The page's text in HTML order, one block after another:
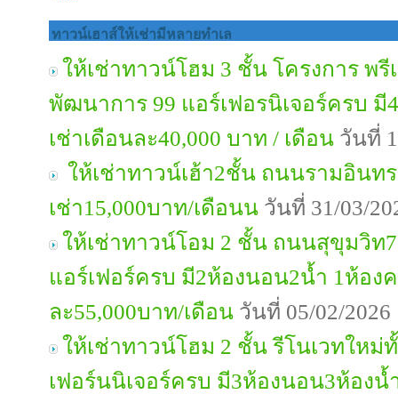
ทาวน์เฮาส์ให้เช่ามีหลายทำเล
ให้เช่าทาวน์โฮม 3 ชั้น โครงการ พรี
พัฒนาการ 99 แอร์เฟอรนิเจอร์ครบ มี
เช่าเดือนละ40,000 บาท / เดือน วันที่
ให้เช่าทาวน์เฮ้า2ชั้น ถนนรามอินท
เช่า15,000บาท/เดือนน วันที่ 31/03/
ให้เช่าทาวน์โอม 2 ชั้น ถนนสุขุมวิท
แอร์เฟอร์ครบ มี2ห้องนอน2น้ำ 1ห้อง
ละ55,000บาท/เดือน วันที่ 05/02/
ให้เช่าทาวน์โฮม 2 ชั้น รีโนเวทใหม่
เฟอร์นนิเจอร์ครบ มี3ห้องนอน3ห้องน้